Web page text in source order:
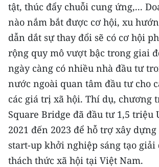
tật, thúc đẩy chuỗi cung ứng,...
nào nắm bắt được cơ hội, xu
dẫn dắt sự thay đổi sẽ có cơ hội
rộng quy mô vượt bậc trong giai
ngày càng có nhiều nhà đầu tư
nước ngoài quan tâm đầu tư cho
các giá trị xã hội. Thí dụ, chương
Square Bridge đã đầu tư 1,5 triệu
2021 đến 2023 để hỗ trợ xây
start-up khởi nghiệp sáng tạo giải
thách thức xã hội tại Việt Nam.